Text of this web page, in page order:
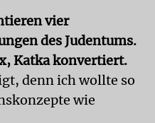
vier
des Judentums.
Katka konvertiert.
denn ich wollte so
wie